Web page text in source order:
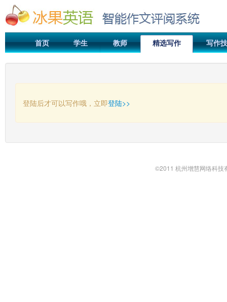
首页 学生 教师 精选写作 写作
登陆后才可以写作哦，立即登陆>>
©2011 杭州增慧网络科技